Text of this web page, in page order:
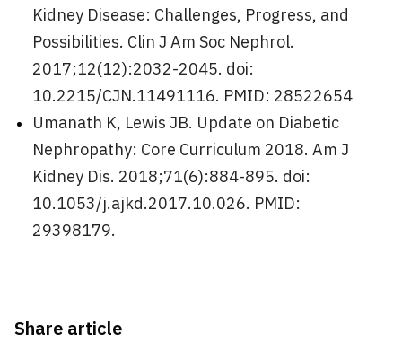
Kidney Disease: Challenges, Progress, and
Possibilities. Clin J Am Soc Nephrol.
2017;12(12):2032-2045. doi:
10.2215/CJN.11491116. PMID: 28522654
Umanath K, Lewis JB. Update on Diabetic
Nephropathy: Core Curriculum 2018. Am J
Kidney Dis. 2018;71(6):884-895. doi:
10.1053/j.ajkd.2017.10.026. PMID:
29398179.
Share article